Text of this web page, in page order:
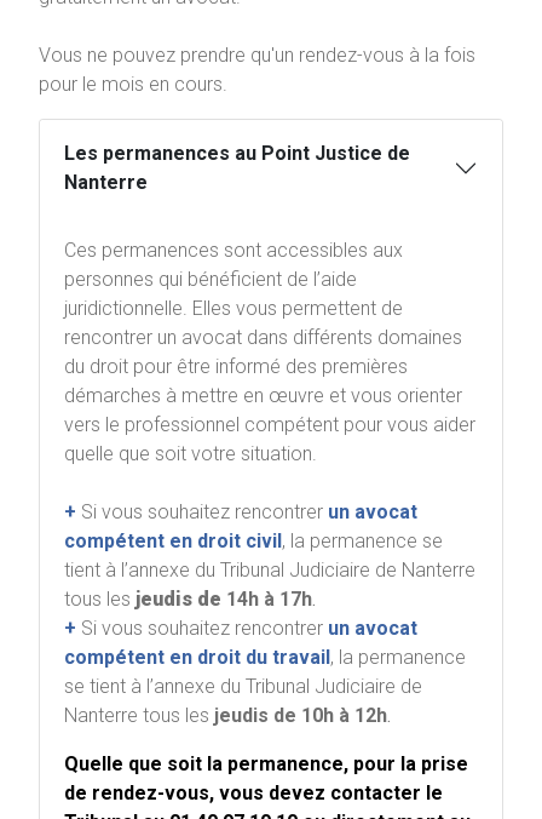
Vous ne pouvez prendre qu'un rendez-vous à la fois
pour le mois en cours.
Les permanences au Point Justice de
Nanterre
Ces permanences sont accessibles aux
personnes qui bénéficient de l’aide
juridictionnelle. Elles vous permettent de
rencontrer un avocat dans différents domaines
du droit pour être informé des premières
démarches à mettre en œuvre et vous orienter
vers le professionnel compétent pour vous aider
quelle que soit votre situation.
+ Si vous souhaitez rencontrer un avocat
compétent en droit civil, la permanence se
tient à l’annexe du Tribunal Judiciaire de Nanterre
tous les jeudis de 14h à 17h.
+ Si vous souhaitez rencontrer un avocat
compétent en droit du travail, la permanence
se tient à l’annexe du Tribunal Judiciaire de
Nanterre tous les jeudis de 10h à 12h.
Quelle que soit la permanence, pour la prise
de rendez-vous, vous devez contacter le